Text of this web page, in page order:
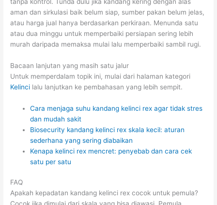
aman dan sirkulasi baik belum siap, sumber pakan belum jelas,
atau harga jual hanya berdasarkan perkiraan. Menunda satu
atau dua minggu untuk memperbaiki persiapan sering lebih
murah daripada memaksa mulai lalu memperbaiki sambil rugi.
Bacaan lanjutan yang masih satu jalur
Untuk memperdalam topik ini, mulai dari halaman kategori
Kelinci lalu lanjutkan ke pembahasan yang lebih sempit.
Cara menjaga suhu kandang kelinci rex agar tidak stres
dan mudah sakit
Biosecurity kandang kelinci rex skala kecil: aturan
sederhana yang sering diabaikan
Kenapa kelinci rex mencret: penyebab dan cara cek
satu per satu
FAQ
Apakah kepadatan kandang kelinci rex cocok untuk pemula?